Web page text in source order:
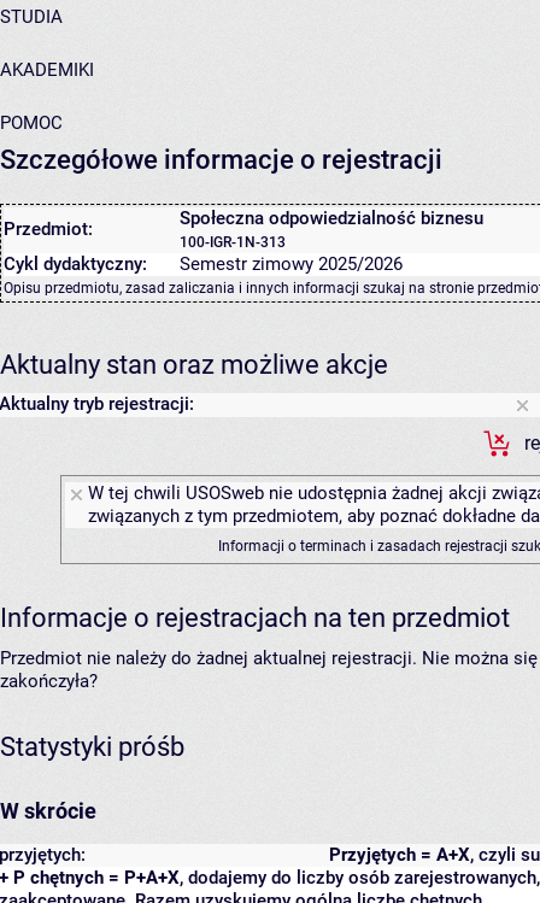
STUDIA
AKADEMIKI
POMOC
Szczegółowe informacje o rejestracji
Przedmiot: Społeczna odpowiedzialność biznesu
100-IGR-1N-313
Cykl dydaktyczny: Semestr zimowy 2025/2026
Opisu przedmiotu, zasad zaliczania i innych informacji szukaj na stronie
Aktualny stan oraz możliwe akcje
Aktualny tryb rejestracji:
W tej chwili USOSweb nie udostępnia żadnej akcji
związanych z tym przedmiotem, aby poznać dokładne
Informacji o terminach i zasadach rejestracji
Informacje o rejestracjach na ten przedmiot
Przedmiot nie należy do żadnej aktualnej rejestracji. Nie można
zakończyła?
Statystyki próśb
W skrócie
Przyjętych = A+X, czyli
przyjętych:
+ P chętnych = P+A+X, dodajemy do liczby osób